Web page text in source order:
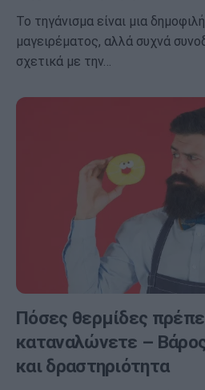
Το τηγάνισμα είναι μια
μαγειρέματος, αλλά συχνά
σχετικά με την…
Πόσες θερμίδες
καταναλώνετε –
και δραστηριότητα